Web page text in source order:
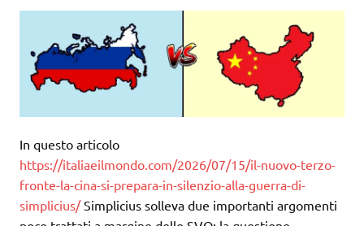
In questo articolo
https://italiaeilmondo.com/2026/07/15/il-nuovo-terzo-
fronte-la-cina-si-prepara-in-silenzio-alla-guerra-di-
simplicius/Simplicius solleva due importanti argomenti